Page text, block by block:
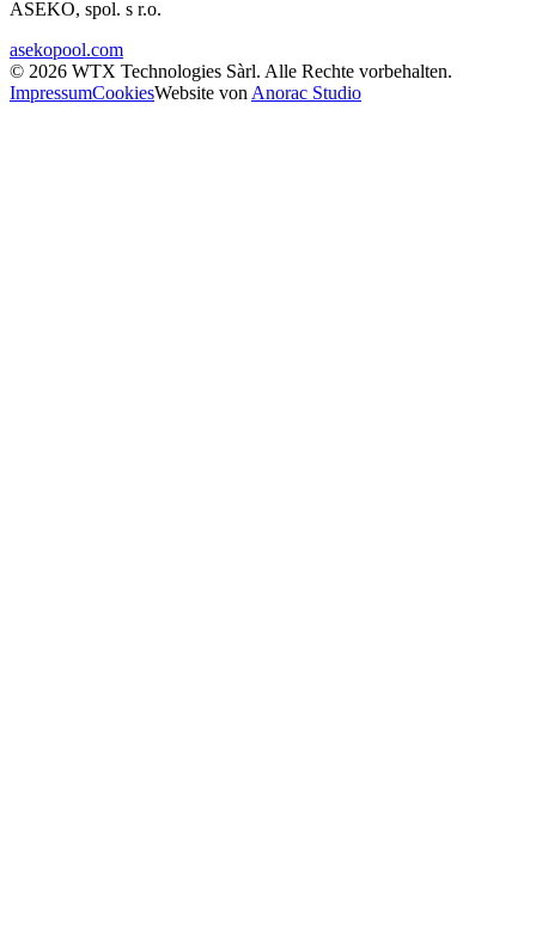
ASEKO, spol. s r.o.
asekopool.com
© 2026 WTX Technologies Sàrl. Alle Rechte vorbehalten.
ImpressumCookiesWebsite von Anorac Studio